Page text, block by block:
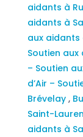
aidants à
aidants à
aux
Soutien
– Soutien
d’Air –
Brévelay ,
Saint-
aidants à